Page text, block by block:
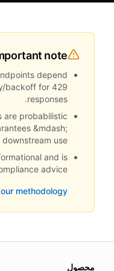
note
depend
backoff for 429
responses.
are probabilistic
&mdash;
use.
and is
advice.
methodology
محصول